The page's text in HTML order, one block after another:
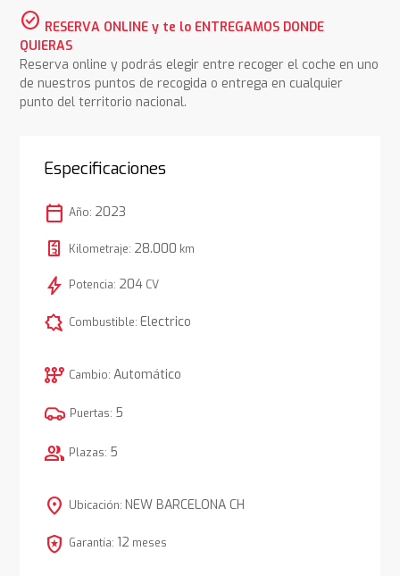
check_circle RESERVA ONLINE y te lo ENTREGAMOS DONDE
QUIERAS
Reserva online y podrás elegir entre recoger el coche en uno
de nuestros puntos de recogida o entrega en cualquier
punto del territorio nacional.
Especificaciones
calendar_today Año: 2023
Kilometraje: 28.000 km
bolt Potencia: 204CV
comic_bubble Combustible: Electrico
auto_transmission Cambio: Automático
Puertas: 5
group Plazas: 5
location_on Ubicación: NEW BARCELONA CH
local_police Garantía: 12 meses